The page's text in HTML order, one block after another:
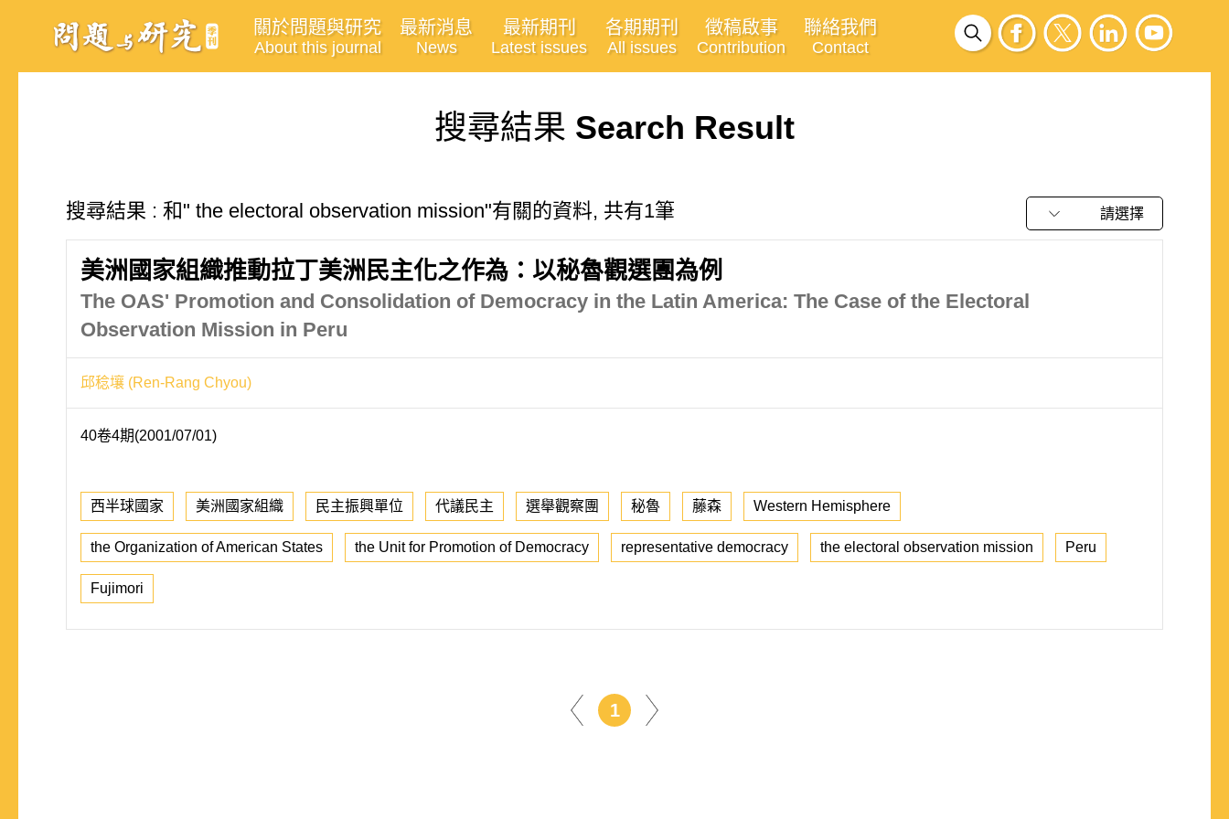
關於問題與研究
About this journal
最新消息
News
最新期刊
Latest issues
各期期刊
All issues
徵稿啟事
Contribution
聯絡我們
Contact
搜尋結果 Search Result
搜尋結果 : 和" the electoral observation mission"有關的資料, 共有1筆 請選擇
美洲國家組織推動拉丁美洲民主化之作為：以秘魯觀選團為例
The OAS' Promotion and Consolidation of Democracy in the Latin America: The Case of the Electoral
Observation Mission in Peru
邱稔壤 (Ren-Rang Chyou)
40卷4期(2001/07/01)
西半球國家 美洲國家組織 民主振興單位 代議民主 選舉觀察團 秘魯 藤森 Western Hemisphere
the Organization of American States the Unit for Promotion of Democracy representative democracy the electoral observation mission Peru
Fujimori
1